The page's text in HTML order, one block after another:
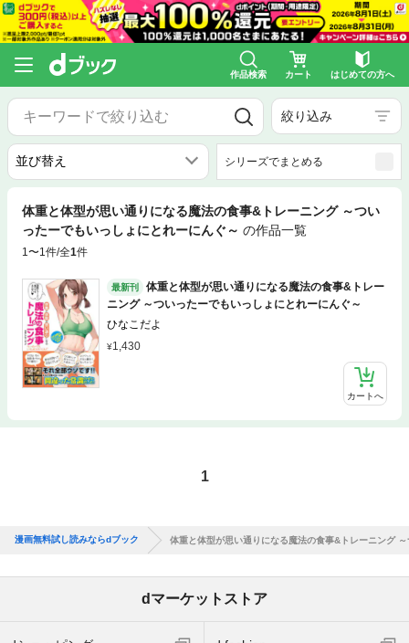
作品検索 カート はじめての方へ
絞り込み
シリーズでまとめる
体重と体型が思い通りになる魔法の食事&トレーニング ～つい
ったーでもいっしょにとれーにんぐ～ の作品一覧
1〜1件/全1件
最新刊
体重と体型が思い通りになる魔法の食事&トレー
ニング ～ついったーでもいっしょにとれーにんぐ～
ひなこだよ
1,430
カートへ
1
漫画無料試し読みならdブック 体重と体型が思い通りになる魔法の食事&トレーニング
dマーケットストア